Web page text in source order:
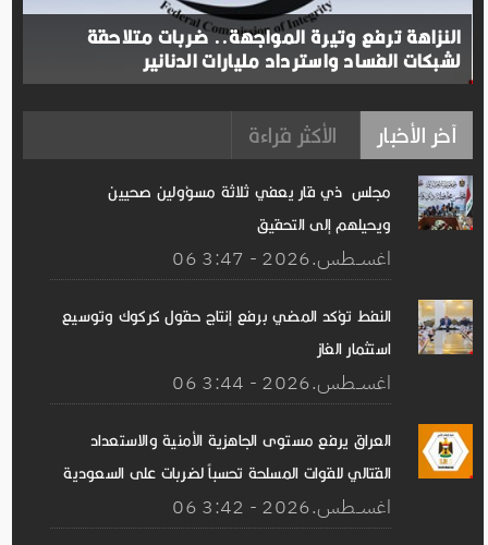
النزاهة ترفع وتيرة المواجهة.. ضربات متلاحقة
لشبكات الفساد واسترداد مليارات الدنانير
آخر الأخبار الأكثر قراءة
مجلس ذي قار يعفي ثلاثة مسؤولين صحيين
ويحيلهم إلى التحقيق
06 اغســطس.2026 - 3:47
النفط تؤكد المضي برفع إنتاج حقول كركوك وتوسيع
استثمار الغاز
06 اغســطس.2026 - 3:44
العراق يرفع مستوى الجاهزية الأمنية والاستعداد
القتالي للقوات المسلحة تحسباً لضربات على السعودية
06 اغســطس.2026 - 3:42